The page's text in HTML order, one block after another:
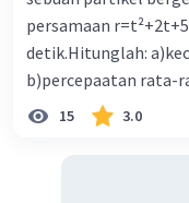
persamaan
detik.Hitunglah:
b)percepaatan rata-
15 3.0